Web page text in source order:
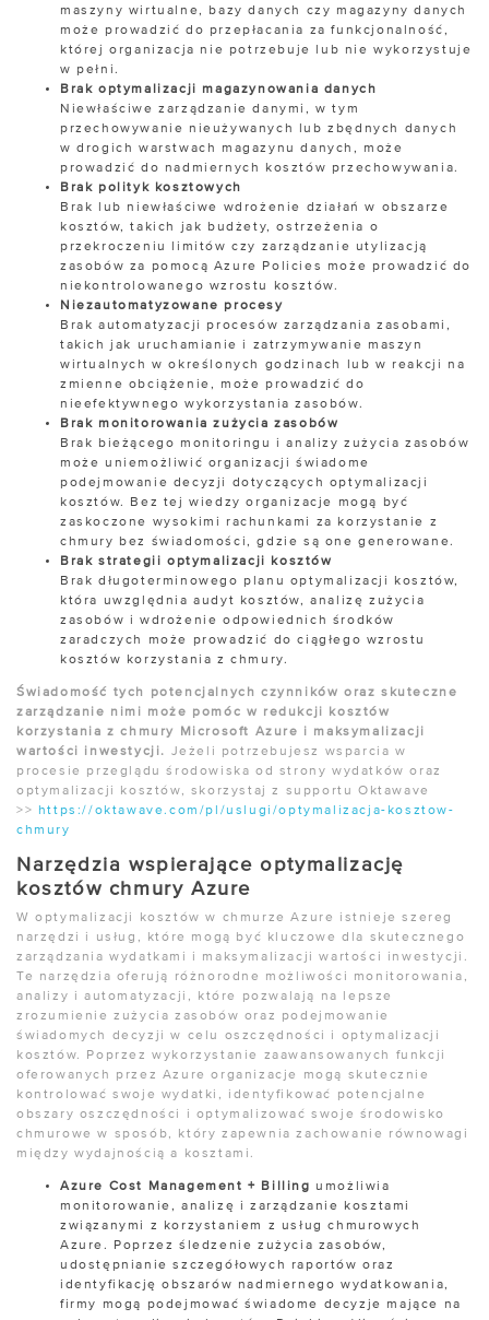
maszyny wirtualne, bazy danych czy magazyny danych
może prowadzić do przepłacania za funkcjonalność,
której organizacja nie potrzebuje lub nie wykorzystuje
w pełni.
Brak optymalizacji magazynowania danych
Niewłaściwe zarządzanie danymi, w tym
przechowywanie nieużywanych lub zbędnych danych
w drogich warstwach magazynu danych, może
prowadzić do nadmiernych kosztów przechowywania.
Brak polityk kosztowych
Brak lub niewłaściwe wdrożenie działań w obszarze
kosztów, takich jak budżety, ostrzeżenia o
przekroczeniu limitów czy zarządzanie utylizacją
zasobów za pomocą Azure Policies może prowadzić do
niekontrolowanego wzrostu kosztów.
Niezautomatyzowane procesy
Brak automatyzacji procesów zarządzania zasobami,
takich jak uruchamianie i zatrzymywanie maszyn
wirtualnych w określonych godzinach lub w reakcji na
zmienne obciążenie, może prowadzić do
nieefektywnego wykorzystania zasobów.
Brak monitorowania zużycia zasobów
Brak bieżącego monitoringu i analizy zużycia zasobów
może uniemożliwić organizacji świadome
podejmowanie decyzji dotyczących optymalizacji
kosztów. Bez tej wiedzy organizacje mogą być
zaskoczone wysokimi rachunkami za korzystanie z
chmury bez świadomości, gdzie są one generowane.
Brak strategii optymalizacji kosztów
Brak długoterminowego planu optymalizacji kosztów,
która uwzględnia audyt kosztów, analizę zużycia
zasobów i wdrożenie odpowiednich środków
zaradczych może prowadzić do ciągłego wzrostu
kosztów korzystania z chmury.
Świadomość tych potencjalnych czynników oraz skuteczne
zarządzanie nimi może pomóc w redukcji kosztów
korzystania z chmury Microsoft Azure i maksymalizacji
wartości inwestycji. Jeżeli potrzebujesz wsparcia w
procesie przeglądu środowiska od strony wydatków oraz
optymalizacji kosztów, skorzystaj z supportu Oktawave
>> https://oktawave.com/pl/uslugi/optymalizacja-kosztow-
chmury
Narzędzia wspierające optymalizację
kosztów chmury Azure
W optymalizacji kosztów w chmurze Azure istnieje szereg
narzędzi i usług, które mogą być kluczowe dla skutecznego
zarządzania wydatkami i maksymalizacji wartości inwestycji.
Te narzędzia oferują różnorodne możliwości monitorowania,
analizy i automatyzacji, które pozwalają na lepsze
zrozumienie zużycia zasobów oraz podejmowanie
świadomych decyzji w celu oszczędności i optymalizacji
kosztów. Poprzez wykorzystanie zaawansowanych funkcji
oferowanych przez Azure organizacje mogą skutecznie
kontrolować swoje wydatki, identyfikować potencjalne
obszary oszczędności i optymalizować swoje środowisko
chmurowe w sposób, który zapewnia zachowanie równowagi
między wydajnością a kosztami.
Azure Cost Management + Billing umożliwia
monitorowanie, analizę i zarządzanie kosztami
związanymi z korzystaniem z usług chmurowych
Azure. Poprzez śledzenie zużycia zasobów,
udostępnianie szczegółowych raportów oraz
identyfikację obszarów nadmiernego wydatkowania,
firmy mogą podejmować świadome decyzje mające na